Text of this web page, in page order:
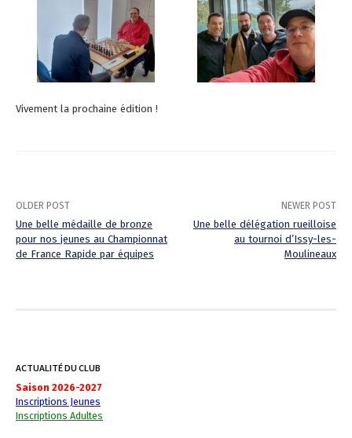
Vivement la prochaine édition !
P
n
a
v
OLDER POST
Une belle médaille de bronze
pour nos jeunes au Championnat
de France Rapide par équipes
NEWER POST
Une belle délégation rueilloise
au tournoi d’Issy-les-
Moulineaux
ACTUALITÉ DU CLUB
Saison 2026-2027
Inscriptions Jeunes
Inscriptions Adultes